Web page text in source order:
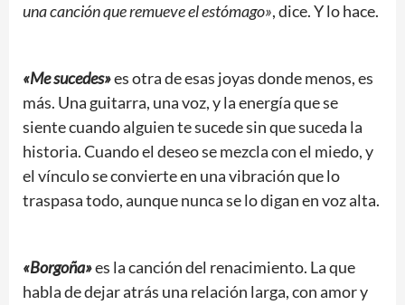
una canción que remueve el estómago», dice. Y lo hace.
«Me sucedes»es otra de esas joyas donde menos, es
más. Una guitarra, una voz, y la energía que se
siente cuando alguien te sucede sin que suceda la
historia. Cuando el deseo se mezcla con el miedo, y
el vínculo se convierte en una vibración que lo
traspasa todo, aunque nunca se lo digan en voz alta.
«Borgoña»es la canción del renacimiento. La que
habla de dejar atrás una relación larga, con amor y